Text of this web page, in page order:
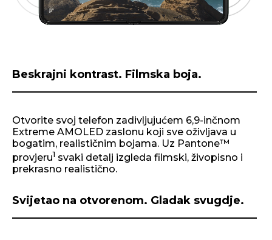
Beskrajni kontrast. Filmska boja.
Otvorite svoj telefon zadivljujućem 6,9-inčnom
Extreme AMOLED zaslonu koji sve oživljava u
bogatim, realističnim bojama. Uz Pantone™
provjeru1 svaki detalj izgleda filmski, živopisno i
prekrasno realistično.
Svijetao na otvorenom. Gladak svugdje.